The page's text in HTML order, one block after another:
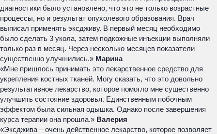
диагностики было установлено, что это не только возрастные
процессы, но и результат опухолевого образования. Врач
выписал применять эксдживу. В первый месяц необходимо
было сделать 3 укола, затем подкожные инъекции выполняли
только раз в месяц. Через несколько месяцев показатели
существенно улучшились.» Марина
«Мне пришлось принимать это лекарственное средство для
укрепления костных тканей. Могу сказать, что это довольно
результативное лекарство, которое помогло мне существенно
улучшить состояние здоровья. Единственным побочным
эффектом была сильная одышка. Однако после завершения
курса терапии она прошла.» Валерия
«Эксджива – очень действенное лекарство, которое позволяет